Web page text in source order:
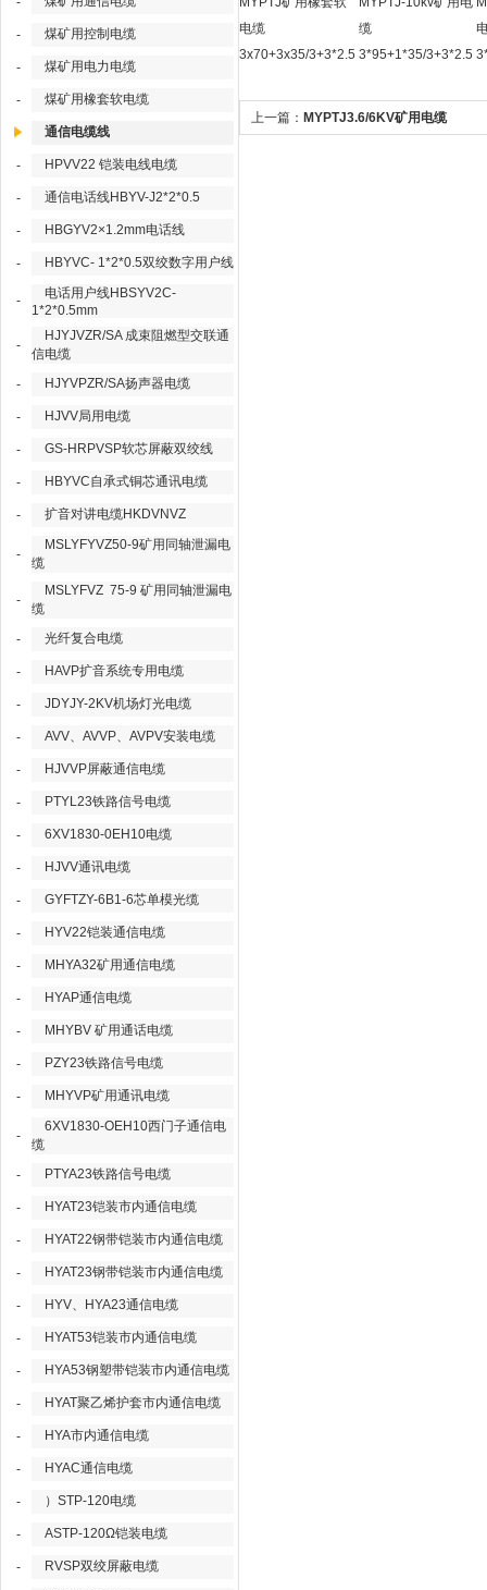
- 煤矿用控制电缆
- 煤矿用电力电缆
- 煤矿用橡套软电缆
通信电缆线
- HPVV22 铠装电线电缆
- 通信电话线HBYV-J2*2*0.5
- HBGYV2×1.2mm电话线
- HBYVC- 1*2*0.5双绞数字用户线
-
电话用户线HBSYV2C-
1*2*0.5mm
-
HJYJVZR/SA 成束阻燃型交联通
信电缆
-
HJYVPZR/SA扬声器电缆
- HJVV局用电缆
- GS-HRPVSP软芯屏蔽双绞线
- HBYVC自承式铜芯通讯电缆
- 扩音对讲电缆HKDVNVZ
-
MSLYFYVZ50-9矿用同轴泄漏电
缆
-
MSLYFVZ 75-9 矿用同轴泄漏电
缆
-
光纤复合电缆
- HAVP扩音系统专用电缆
- JDYJY-2KV机场灯光电缆
- AVV、AVVP、AVPV安装电缆
- HJVVP屏蔽通信电缆
- PTYL23铁路信号电缆
- 6XV1830-0EH10电缆
- HJVV通讯电缆
- GYFTZY-6B1-6芯单模光缆
- HYV22铠装通信电缆
- MHYA32矿用通信电缆
- HYAP通信电缆
- MHYBV 矿用通话电缆
- PZY23铁路信号电缆
- MHYVP矿用通讯电缆
-
6XV1830-OEH10西门子通信电
缆
-
PTYA23铁路信号电缆
- HYAT23铠装市内通信电缆
- HYAT22钢带铠装市内通信电缆
- HYAT23钢带铠装市内通信电缆
- HYV、HYA23通信电缆
- HYAT53铠装市内通信电缆
- HYA53钢塑带铠装市内通信电缆
- HYAT聚乙烯护套市内通信电缆
- HYA市内通信电缆
- HYAC通信电缆
- ）STP-120电缆
- ASTP-120Ω铠装电缆
- RVSP双绞屏蔽电缆
电缆
3x70+3x35/3+3*2.5
缆
3*95+1*35/3+3*2.5
上一篇： MYPTJ3.6/6KV矿用电缆